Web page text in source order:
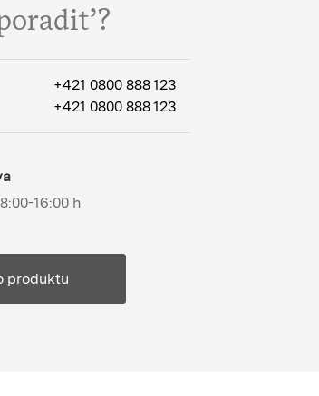
+421 0800 888 123
+421 0800 888 123
8:00-16:00 h
produktu